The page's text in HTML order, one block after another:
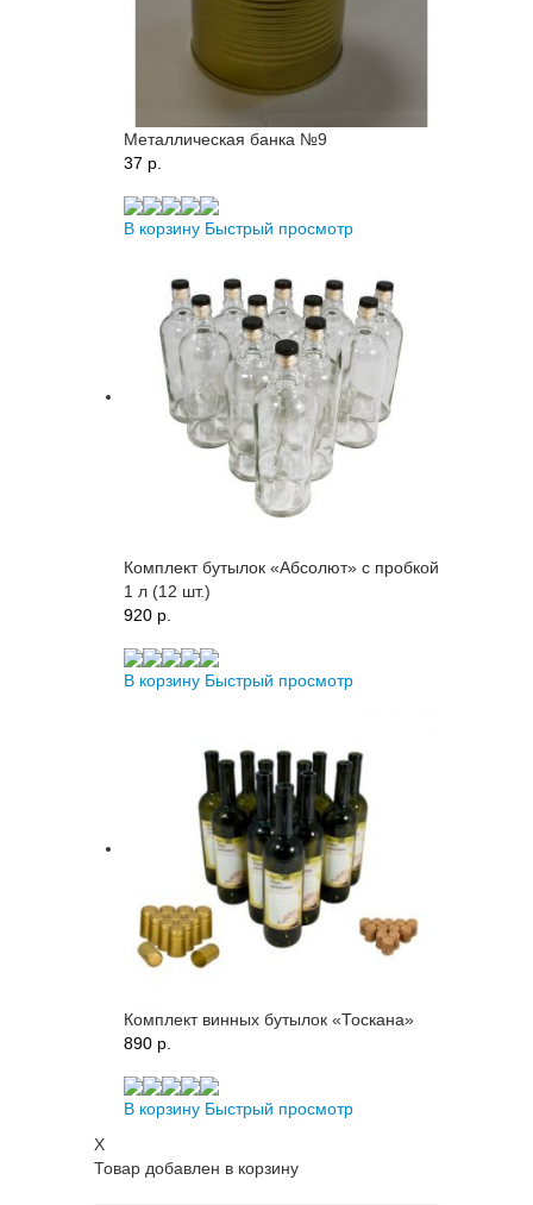
Металлическая банка №9
37 p.
В корзину Быстрый просмотр
Комплект бутылок «Абсолют» с пробкой
1 л (12 шт.)
920 p.
В корзину Быстрый просмотр
Комплект винных бутылок «Тоскана»
890 p.
В корзину Быстрый просмотр
X
Товар добавлен в корзину